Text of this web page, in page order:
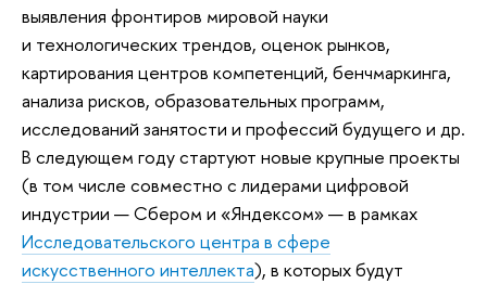
выявления фронтиров мировой науки
и технологических трендов, оценок рынков,
картирования центров компетенций, бенчмаркинга,
анализа рисков, образовательных программ,
исследований занятости и профессий будущего и др.
В следующем году стартуют новые крупные проекты
(в том числе совместно с лидерами цифровой
индустрии — Сбером и «Яндексом» — в рамках
Исследовательского центра в сфере
искусственного интеллекта), в которых будут